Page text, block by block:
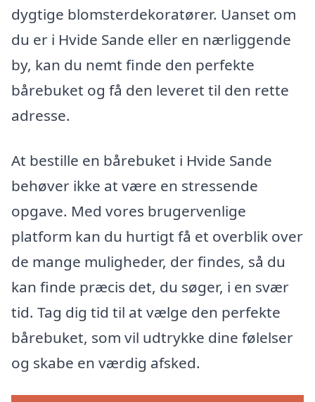
dygtige blomsterdekoratører. Uanset om
du er i Hvide Sande eller en nærliggende
by, kan du nemt finde den perfekte
bårebuket og få den leveret til den rette
adresse.
At bestille en bårebuket i Hvide Sande
behøver ikke at være en stressende
opgave. Med vores brugervenlige
platform kan du hurtigt få et overblik over
de mange muligheder, der findes, så du
kan finde præcis det, du søger, i en svær
tid. Tag dig tid til at vælge den perfekte
bårebuket, som vil ᠎udtrykke dine følelser
og skabe en værdig afsked.